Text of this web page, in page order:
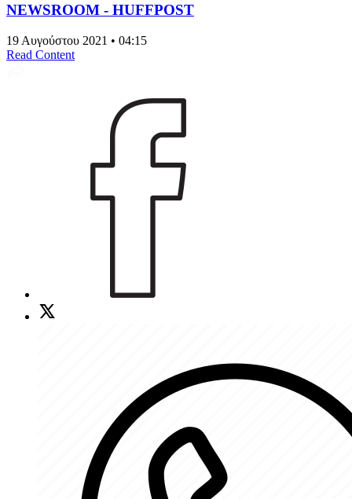
NEWSROOM - HUFFPOST
19 Αυγούστου 2021 • 04:15
Read Content